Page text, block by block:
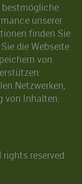
bestmögliche
unserer
finden Sie
die Webseite
von
Netzwerken,
von Inhalten.
reserved